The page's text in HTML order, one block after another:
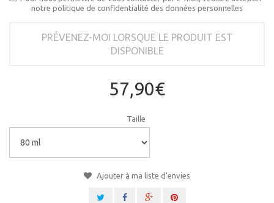
notre politique de confidentialité des données personnelles
PRÉVENEZ-MOI LORSQUE LE PRODUIT EST
DISPONIBLE
57,90€
Taille
Ajouter à ma liste d'envies